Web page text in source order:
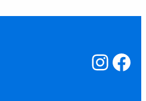
Salzstreuner